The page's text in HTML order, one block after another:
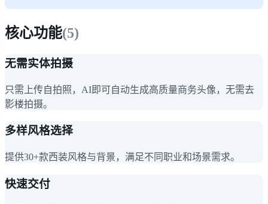
核心功能(5)
无需实体拍摄
只需上传自拍照，AI即可自动生成高质量商务头像，无需去
影楼拍摄。
多样风格选择
提供30+款西装风格与背景，满足不同职业和场景需求。
快速交付